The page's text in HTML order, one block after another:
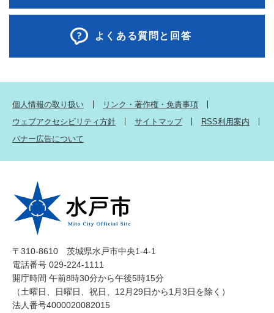
よくある質問と回答
個人情報の取り扱い
リンク・著作権・免責事項
ウェブアクセシビリティ方針
サイトマップ
RSS利用案内
バナー広告について
〒310-8610 茨城県水戸市中央1-4-1
電話番号 029-224-1111
開庁時間 午前8時30分から午後5時15分
（土曜日、日曜日、祝日、12月29日から1月3日を除く）
法人番号4000020082015